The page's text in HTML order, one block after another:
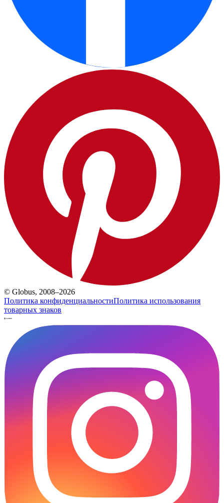
© Globus, 2008–2026
Политика конфиденциальностиПолитика использования
товарных знаков